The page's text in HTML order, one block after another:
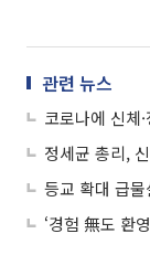
관련 뉴스
코로나에 신체
등교 확대 급
‘경험 無도 환